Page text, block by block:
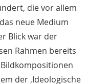
die vor allem
neue Medium
Blick war der
Rahmen bereits
der ‚Ideologische